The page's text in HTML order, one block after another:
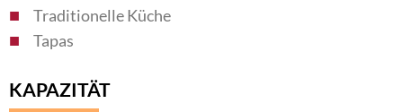
Traditionelle Küche
Tapas
KAPAZITÄT